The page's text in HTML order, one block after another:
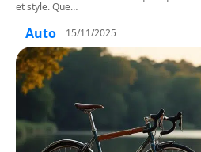
et style. Que…
Auto 15/11/2025